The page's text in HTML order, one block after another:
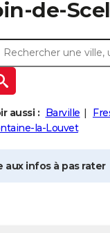
de-
aussi : Barville
la-Louvet
aux infos à pas rater